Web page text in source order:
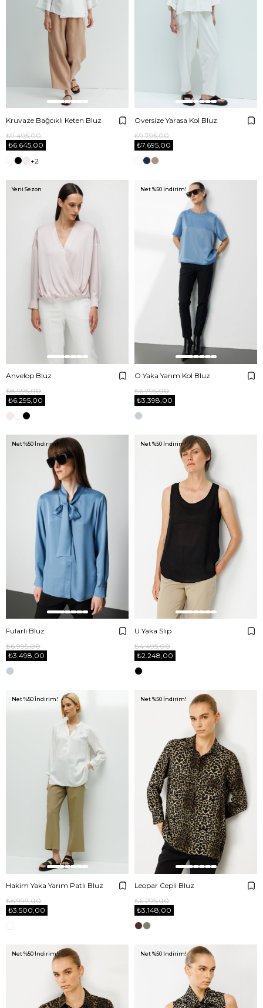
Kruvaze Bağcıklı Keten Bluz
₺6.645,00
₺9.495,00
+2
Oversize Yarasa Kol Bluz
₺7.695,00
₺9.795,00
Anvelop Bluz
₺6.295,00
₺8.995,00
Yeni Sezon
O Yaka Yarım Kol Bluz
₺3.398,00
₺6.795,00
Net %50 İndirim!
Fularlı Bluz
₺3.498,00
₺6.995,00
Net %50 İndirim!
U Yaka Slip
₺2.248,00
₺4.495,00
Net %50 İndirim!
Hakim Yaka Yarım Patlı Bluz
₺3.500,00
₺6.999,00
Net %50 İndirim!
Leopar Cepli Bluz
₺3.148,00
₺6.295,00
Net %50 İndirim!
Net %50 İndirim! Net %50 İndirim!